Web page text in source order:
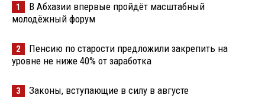
1
В Абхазии впервые пройдёт масштабный
молодёжный форум
2
Пенсию по старости предложили закрепить на
уровне не ниже 40% от заработка
3 Законы, вступающие в силу в августе